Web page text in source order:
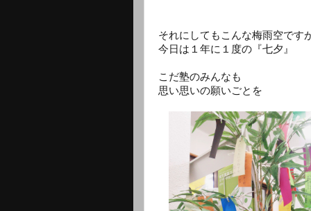
それにしてもこんな梅雨空です
今日は１年に１度の『七夕』
こだ塾のみんなも
思い思いの願いごとを